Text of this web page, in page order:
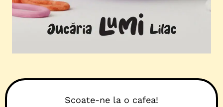
Scoate-ne la o cafea!